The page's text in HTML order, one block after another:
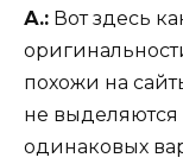
А.: Вот здесь
похожи на
не выделяются
одинаковых